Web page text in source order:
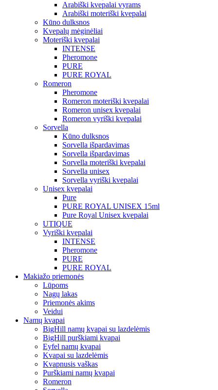
Arabiški kvepalai vyrams
Arabiški moteriški kvepalai
Kūno dulksnos
Kvepalų mėginėliai
Moteriški kvepalai
INTENSE
Pheromone
PURE
PURE ROYAL
Romeron
Pheromone
Romeron moteriški kvepalai
Romeron unisex kvepalai
Romeron vyriški kvepalai
Sorvella
Kūno dulksnos
Sorvella išpardavimas
Sorvella išpardavimas
Sorvella moteriški kvepalai
Sorvella unisex
Sorvella vyriški kvepalai
Unisex kvepalai
Pure
PURE ROYAL UNISEX 15ml
Pure Royal Unisex kvepalai
UTIQUE
Vyriški kvepalai
INTENSE
Pheromone
PURE
PURE ROYAL
Makiažo priemonės
Lūpoms
Nagų lakas
Priemonės akims
Veidui
Namų kvapai
BigHill namų kvapai su lazdelėmis
BigHill purškiami kvapai
Eyfel namų kvapai
Kvapai su lazdelėmis
Kvapnusis vaškas
Purškiami namų kvapai
Romeron